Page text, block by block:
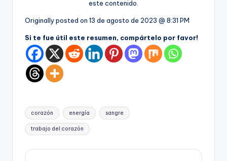
este contenido.
Originally posted on 13 de agosto de 2023 @ 8:31 PM
Si te fue útil este resumen, compártelo por favor!
Etiquetas:
corazón energía sangre
trabajo del corazón